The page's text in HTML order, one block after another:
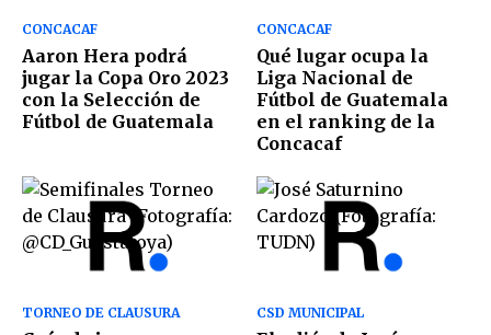
CONCACAF
Aaron Hera podrá
jugar la Copa Oro 2023
con la Selección de
Fútbol de Guatemala
CONCACAF
Qué lugar ocupa la
Liga Nacional de
Fútbol de Guatemala
en el ranking de la
Concacaf
TORNEO DE CLAUSURA CSD MUNICIPAL